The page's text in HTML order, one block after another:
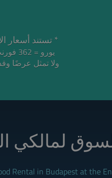
* تستند أسعار الإيجار
يورو = 362 فورنت هنغاري
لمالكي
Rental in Budapest at the